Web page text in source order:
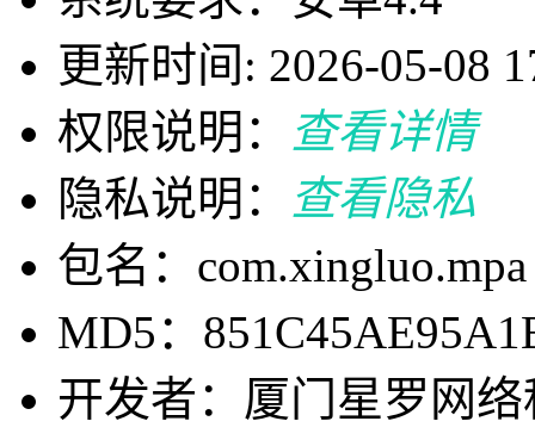
更新时间: 2026-05-08
权限说明：
查看详情
隐私说明：
查看隐私
包名：com.xingluo.mpa
MD5：
开发者：厦门星罗网